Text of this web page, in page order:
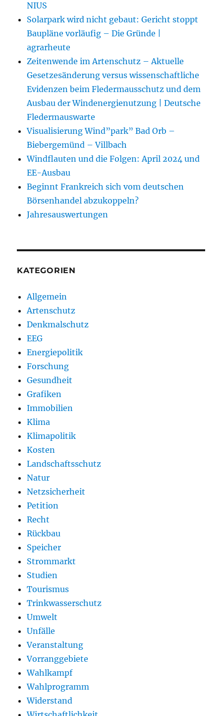
NIUS
Solarpark wird nicht gebaut: Gericht stoppt
Baupläne vorläufig – Die Gründe |
agrarheute
Zeitenwende im Artenschutz – Aktuelle
Gesetzesänderung versus wissenschaftliche
Evidenzen beim Fledermausschutz und dem
Ausbau der Windenergienutzung | Deutsche
Fledermauswarte
Visualisierung Wind”park” Bad Orb –
Biebergemünd – Villbach
Windflauten und die Folgen: April 2024 und
EE-Ausbau
Beginnt Frankreich sich vom deutschen
Börsenhandel abzukoppeln?
Jahresauswertungen
KATEGORIEN
Allgemein
Artenschutz
Denkmalschutz
EEG
Energiepolitik
Forschung
Gesundheit
Grafiken
Immobilien
Klima
Klimapolitik
Kosten
Landschaftsschutz
Natur
Netzsicherheit
Petition
Recht
Rückbau
Speicher
Strommarkt
Studien
Tourismus
Trinkwasserschutz
Umwelt
Unfälle
Veranstaltung
Vorranggebiete
Wahlkampf
Wahlprogramm
Widerstand